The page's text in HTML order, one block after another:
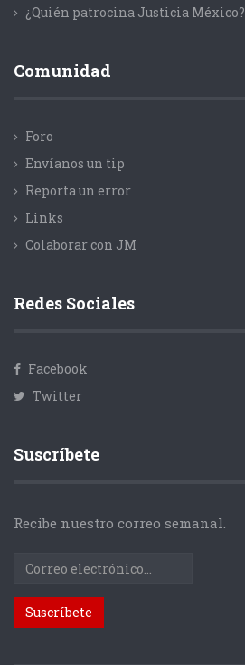
¿Quién patrocina Justicia México?
Comunidad
Foro
Envíanos un tip
Reporta un error
Links
Colaborar con JM
Redes Sociales
Facebook
Twitter
Suscríbete
Recibe nuestro correo semanal.